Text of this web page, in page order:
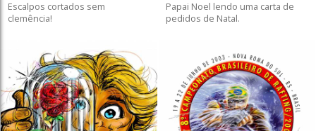
Escalpos cortados sem
clemência!
Papai Noel lendo uma carta de
pedidos de Natal.